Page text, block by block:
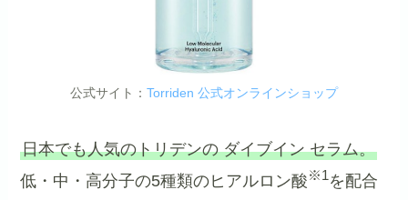
公式サイト： Torriden 公式オンラインショップ
日本でも人気のトリデンの ダイブイン セラム。
低・中・高分子の5種類のヒアルロン酸※1を配合